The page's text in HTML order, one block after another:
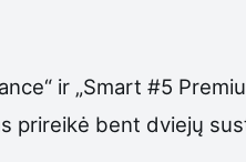
ir „Smart #5
prireikė bent dviejų